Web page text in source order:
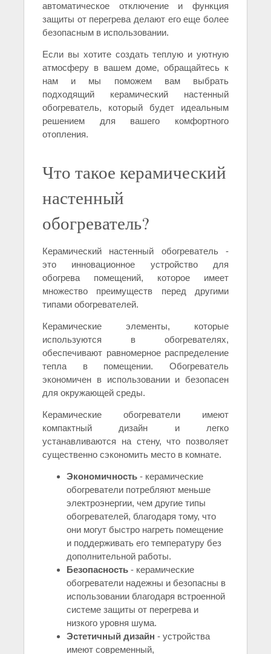
автоматическое отключение и функция
защиты от перегрева делают его еще более
безопасным в использовании.
Если вы хотите создать теплую и уютную
атмосферу в вашем доме, обращайтесь к
нам и мы поможем вам выбрать
подходящий керамический настенный
обогреватель, который будет идеальным
решением для вашего комфортного
отопления.
Что такое керамический
настенный
обогреватель?
Керамический настенный обогреватель -
это инновационное устройство для
обогрева помещений, которое имеет
множество преимуществ перед другими
типами обогревателей.
Керамические элементы, которые
используются в обогревателях,
обеспечивают равномерное распределение
тепла в помещении. Обогреватель
экономичен в использовании и безопасен
для окружающей среды.
Керамические обогреватели имеют
компактный дизайн и легко
устанавливаются на стену, что позволяет
существенно сэкономить место в комнате.
Экономичность - керамические
обогреватели потребляют меньше
электроэнергии, чем другие типы
обогревателей, благодаря тому, что
они могут быстро нагреть помещение
и поддерживать его температуру без
дополнительной работы.
Безопасность - керамические
обогреватели надежны и безопасны в
использовании благодаря встроенной
системе защиты от перегрева и
низкого уровня шума.
Эстетичный дизайн - устройства
имеют современный,